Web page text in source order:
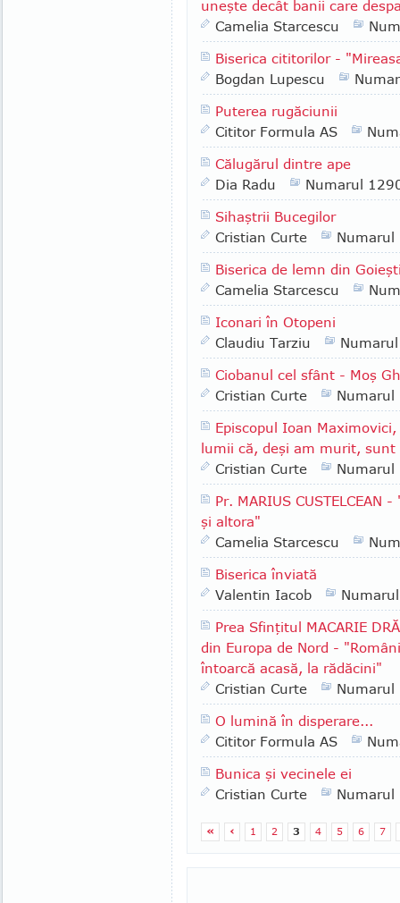
uneşte decât banii care
Camelia Starcescu
Biserica cititorilor -
Bogdan Lupescu
Puterea rugăciunii
Cititor Formula AS
Călugărul dintre ape
Dia Radu
Numarul
Sihaştrii Bucegilor
Cristian Curte
Numarul
Biserica de lemn din
Camelia Starcescu
Iconari în Otopeni
Claudiu Tarziu
Ciobanul cel sfânt - Moş
Cristian Curte
Numarul
Episcopul Ioan
lumii că, deşi am murit,
Cristian Curte
Numarul
Pr. MARIUS
şi altora"
Camelia Starcescu
Biserica înviată
Valentin Iacob
Prea Sfinţitul MACARIE
din Europa de Nord -
întoarcă acasă, la rădăcini"
Cristian Curte
Numarul
O lumină în disperare...
Cititor Formula AS
Bunica şi vecinele ei
Cristian Curte
Numarul
« ‹ 1 2 3 4 5 6 7